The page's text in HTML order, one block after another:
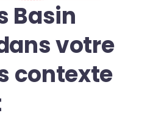
Basin
votre
contexte